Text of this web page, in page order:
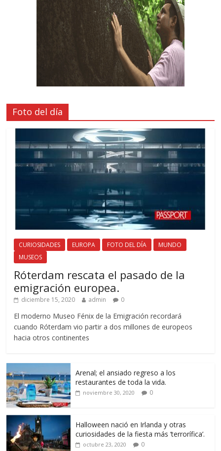
Foto del día
CURIOSIDADES EUROPA FOTO DEL DÍA
MUNDO
MUSEOS
Róterdam rescata el pasado de la
emigración europea.
diciembre 15, 2020 admin 0
El moderno Museo Fénix de la Emigración recordará
cuando Róterdam vio partir a dos millones de europeos
hacia otros continentes
Arenal; el ansiado regreso a los
restaurantes de toda la vida.
noviembre 30, 2020 0
Halloween nació en Irlanda y otras
curiosidades de la fiesta más ‘terrorífica’.
octubre 23, 2020 0